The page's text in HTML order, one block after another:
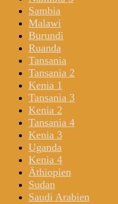
Sambia
Malawi
Burundi
Ruanda
Tansania
Tansania 2
Kenia 1
Tansania 3
Kenia 2
Tansania 4
Kenia 3
Uganda
Kenia 4
Äthiopien
Sudan
Saudi Arabien